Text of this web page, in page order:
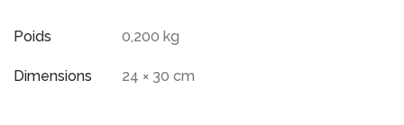
Poids 0,200 kg
Dimensions 24 × 30 cm